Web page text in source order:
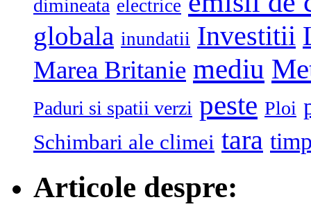
dimineata electrice
globala inundatii Investitii
Marea Britanie mediu
Paduri si spatii verzi peste Ploi
Schimbari ale climei tara
Articole despre: